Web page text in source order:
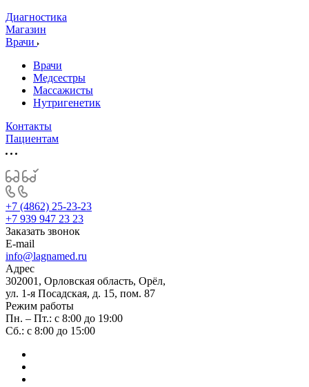
Диагностика
Магазин
Врачи
Врачи
Медсестры
Массажисты
Нутригенетик
Контакты
Пациентам
+7 (4862) 25-23-23
+7 939 947 23 23
Заказать звонок
E-mail
info@lagnamed.ru
Адрес
302001, Орловская область, Орёл,
ул. 1-я Посадская, д. 15, пом. 87
Режим работы
Пн. – Пт.: с 8:00 до 19:00
Сб.: с 8:00 до 15:00